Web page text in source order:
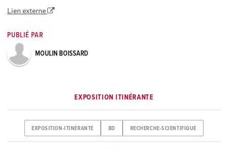
Lien externe
PUBLIÉ PAR
MOULIN BOISSARD
EXPOSITION ITINÉRANTE
EXPOSITION-ITINERANTE BD RECHERCHE-SCIENTIFIQUE